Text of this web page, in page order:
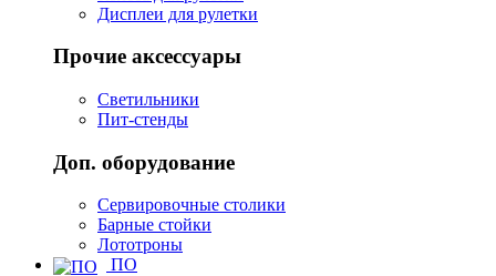
Дисплеи для рулетки
Прочие аксессуары
Светильники
Пит-стенды
Доп. оборудование
Сервировочные столики
Барные стойки
Лототроны
ПО